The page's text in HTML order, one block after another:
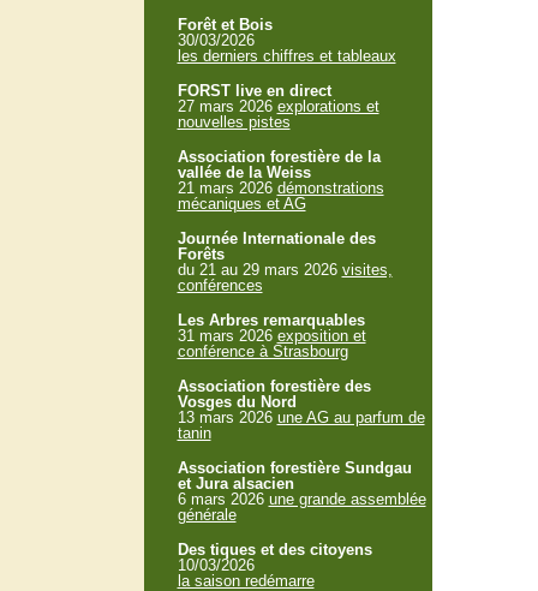
Forêt et Bois
30/03/2026
les derniers chiffres et tableaux
FORST live en direct
27 mars 2026 explorations et
nouvelles pistes
Association forestière de la
vallée de la Weiss
21 mars 2026 démonstrations
mécaniques et AG
Journée Internationale des
Forêts
du 21 au 29 mars 2026 visites,
conférences
Les Arbres remarquables
31 mars 2026 exposition et
conférence à Strasbourg
Association forestière des
Vosges du Nord
13 mars 2026 une AG au parfum de
tanin
Association forestière Sundgau
et Jura alsacien
6 mars 2026 une grande assemblée
générale
Des tiques et des citoyens
10/03/2026
la saison redémarre